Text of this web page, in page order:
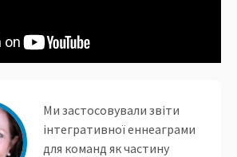
Ми застосовували звіти
інтегративної еннеаграми
для команд як частину